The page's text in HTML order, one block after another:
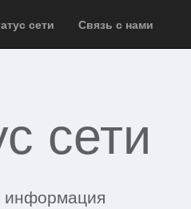
сети Связь с нами
сети
информация